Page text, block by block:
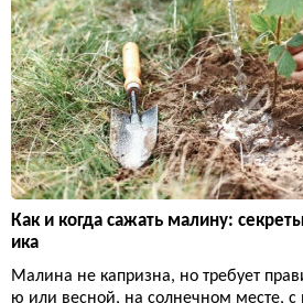
Как и когда сажать малину:
ика
Малина не капризна, но требует
ю или весной, на солнечном месте, с